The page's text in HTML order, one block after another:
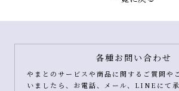
各種お問い合わせ
やまとのサービスや商品に関するご質問や
いましたら、お電話、メール、LINEにて承